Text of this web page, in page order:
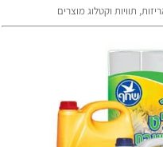
תוויות וקטלוג מוצרים